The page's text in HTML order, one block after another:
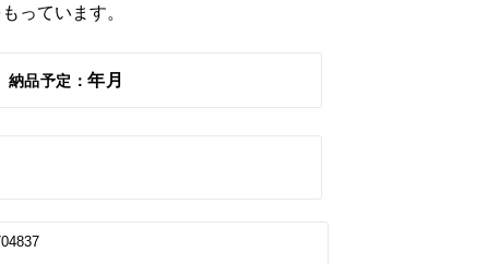
っています。
納品予定：年月